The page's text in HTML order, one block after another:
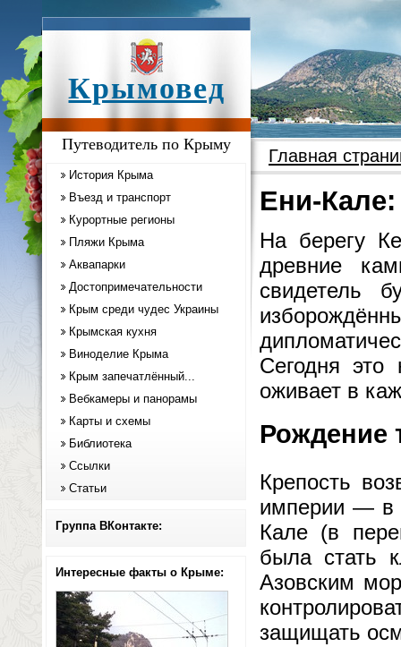
Крымовед
Путеводитель по Крыму
История Крыма
Въезд и транспорт
Курортные регионы
Пляжи Крыма
Аквапарки
Достопримечательности
Крым среди чудес Украины
Крымская кухня
Виноделие Крыма
Крым запечатлённый...
Вебкамеры и панорамы
Карты и схемы
Библиотека
Ссылки
Статьи
Группа ВКонтакте:
Интересные факты о Крыме:
Главная
Ени-
На берегу
древние
свидетель
Сегодня это
оживает в
Рождение
Крепость
империи — в
Кале (в
была стать
Азовским
защищать